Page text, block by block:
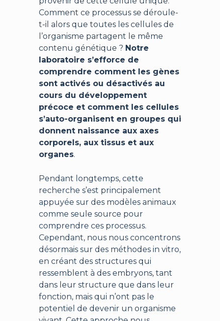
Comment ce processus se déroule-
t-il alors que toutes les cellules de
l’organisme partagent le même
contenu génétique ? Notre
laboratoire s’efforce de
comprendre comment les gènes
sont activés ou désactivés au
cours du développement
précoce et comment les cellules
s’auto-organisent en groupes qui
donnent naissance aux axes
corporels, aux tissus et aux
organes.
Pendant longtemps, cette
recherche s’est principalement
appuyée sur des modèles animaux
comme seule source pour
comprendre ces processus.
Cependant, nous nous concentrons
désormais sur des méthodes in vitro,
en créant des structures qui
ressemblent à des embryons, tant
dans leur structure que dans leur
fonction, mais qui n’ont pas le
potentiel de devenir un organisme